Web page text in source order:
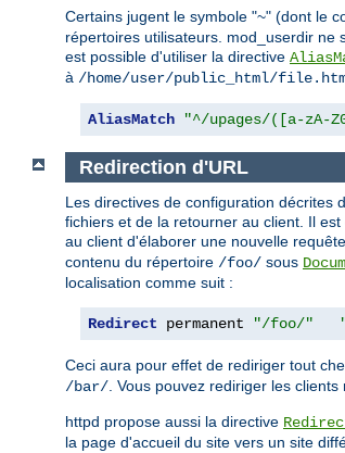
Certains jugent le symbole "~" (dont le
répertoires utilisateurs. mod_userdir ne
est possible d'utiliser la directive
à /home/user/public_html/
AliasMatch "^/upages/([a-zA-
Redirection d'URL
Les directives de configuration décrites
fichiers et de la retourner au client. Il
au client d'élaborer une nouvelle
contenu du répertoire /foo/ sous
localisation comme suit :
Redirect permanent "/foo/"
Ceci aura pour effet de rediriger tout
/bar/. Vous pouvez rediriger les
httpd propose aussi la directive
la page d'accueil du site vers un site